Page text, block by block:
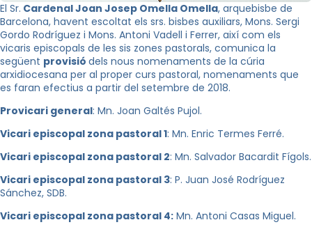
El Sr. Cardenal Joan Josep Omella Omella, arquebisbe de
Barcelona, havent escoltat els srs. bisbes auxiliars, Mons. Sergi
Gordo Rodríguez i Mons. Antoni Vadell i Ferrer, així com els
vicaris episcopals de les sis zones pastorals, comunica la
següent provisió dels nous nomenaments de la cúria
arxidiocesana per al proper curs pastoral, nomenaments que
es faran efectius a partir del setembre de 2018.
Provicari general: Mn. Joan Galtés Pujol.
Vicari episcopal zona pastoral 1: Mn. Enric Termes Ferré.
Vicari episcopal zona pastoral 2: Mn. Salvador Bacardit Fígols.
Vicari episcopal zona pastoral 3: P. Juan José Rodríguez
Sánchez, SDB.
Vicari episcopal zona pastoral 4: Mn. Antoni Casas Miguel.